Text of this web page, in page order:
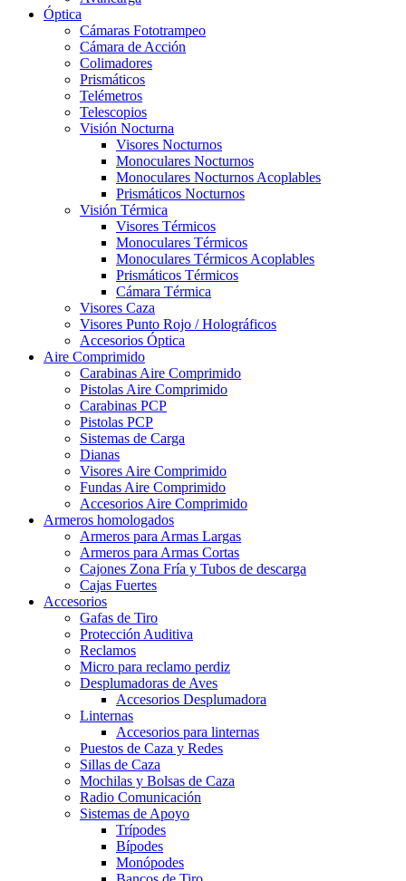
Óptica
Cámaras Fototrampeo
Cámara de Acción
Colimadores
Prismáticos
Telémetros
Telescopios
Visión Nocturna
Visores Nocturnos
Monoculares Nocturnos
Monoculares Nocturnos Acoplables
Prismáticos Nocturnos
Visión Térmica
Visores Térmicos
Monoculares Térmicos
Monoculares Térmicos Acoplables
Prismáticos Térmicos
Cámara Térmica
Visores Caza
Visores Punto Rojo / Holográficos
Accesorios Óptica
Aire Comprimido
Carabinas Aire Comprimido
Pistolas Aire Comprimido
Carabinas PCP
Pistolas PCP
Sistemas de Carga
Dianas
Visores Aire Comprimido
Fundas Aire Comprimido
Accesorios Aire Comprimido
Armeros homologados
Armeros para Armas Largas
Armeros para Armas Cortas
Cajones Zona Fría y Tubos de descarga
Cajas Fuertes
Accesorios
Gafas de Tiro
Protección Auditiva
Reclamos
Micro para reclamo perdiz
Desplumadoras de Aves
Accesorios Desplumadora
Linternas
Accesorios para linternas
Puestos de Caza y Redes
Sillas de Caza
Mochilas y Bolsas de Caza
Radio Comunicación
Sistemas de Apoyo
Trípodes
Bípodes
Monópodes